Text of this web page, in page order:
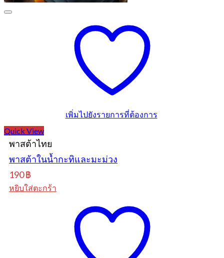
เพิ่มไปยังรายการที่ต้องการ
Quick View
พาสต้าไทย
พาสต้าในน้ำกะทิและมะม่วง
190฿
หยิบใส่ตะกร้า